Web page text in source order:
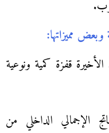
مميزاتها:
قفزة كمية ونوعية
الإجمالي الداخلي من